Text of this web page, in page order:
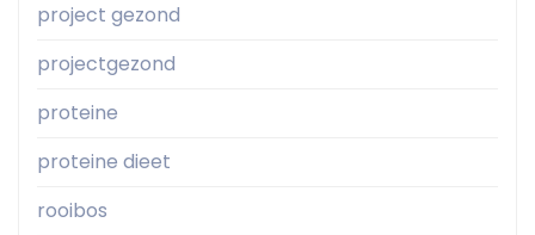
project gezond
projectgezond
proteine
proteine dieet
rooibos